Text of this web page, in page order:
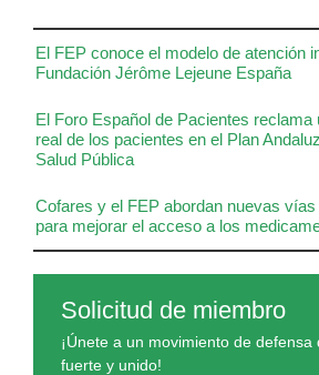
El FEP conoce el modelo de atención
Fundación Jérôme Lejeune España
El Foro Español de Pacientes reclama
real de los pacientes en el Plan
Salud Pública
Cofares y el FEP abordan nuevas
para mejorar el acceso a los
Solicitud de miembro
¡Únete a un movimiento de defensa
fuerte y unido!